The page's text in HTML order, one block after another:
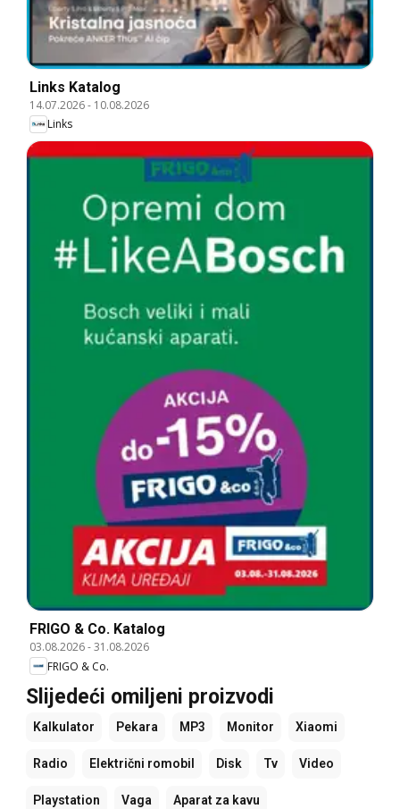
Links Katalog
14.07.2026- 10.08.2026
Links
FRIGO & Co. Katalog
03.08.2026-31.08.2026
FRIGO & Co.
Slijedeći omiljeni proizvodi
Kalkulator Pekara MP3 Monitor Xiaomi
Radio Električni romobil Disk Tv Video
Playstation Vaga Aparat za kavu